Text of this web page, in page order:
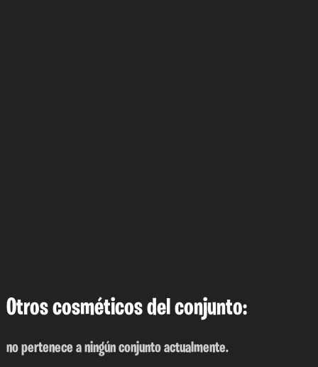
Otros cosméticos del conjunto:
no pertenece a ningún conjunto actualmente.